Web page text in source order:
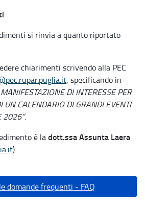
si rinvia a quanto riportato
chiarimenti scrivendo alla PEC
, specificando in
DI INTERESSE PER
UN CALENDARIO DI GRANDI EVENTI
2026”.
è ladott.ssa Assunta Laera
).
domande frequenti - FAQ